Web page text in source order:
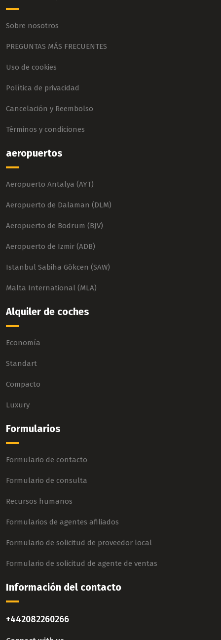
Sobre nosotros
PREGUNTAS MÁS FRECUENTES
Uso de cookies
Política de privacidad
Cancelación y Reembolso
Términos y condiciones
aeropuertos
Aeropuerto Antalya (AYT)
Aeropuerto de Dalaman (DLM)
Aeropuerto de Bodrum (BJV)
Aeropuerto de Izmir (ADB)
Istanbul Sabiha Gökcen (SAW)
Malta International (MLA)
Alquiler de coches
Economía
Standart
Compacto
Luxury
Formularios
Formulario de contacto
Formulario de consulta
Recursos humanos
Formularios de agentes afiliados
Formulario de solicitud de proveedor local
Formulario de solicitud de agente de ventas
Información del contacto
+442082260266